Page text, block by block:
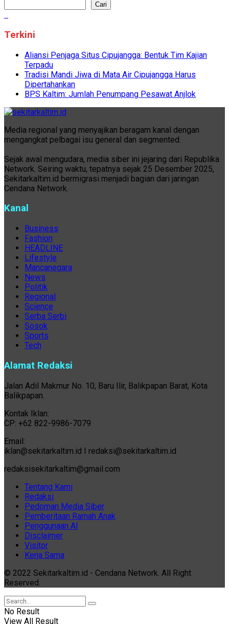
Cari
Terkini
Aliansi Penjaga Situs Cipujangga: Bentuk Tim Kajian
Terpadu
Tradisi Mandi Jiwa di Mata Air Cipujangga Harus
Dipertahankan
BPS Kaltim: Jumlah Penumpang Pesawat Anjlok
Media regional yang menyajikan beragam kanal dengan
mengangkat pelbagai isu general dan segmented.
Sejak awal mengudara, media siber ini jejaring dari Republika
Network. Seiring waktu, tepatnya sejak 25 Desember 2025,
Sekitarkaltim.id bermigrasi menjadi bagian dari jaringan
Cendana Network.
Kanal
Business
Fashion
HEADLINE
Lifestyle
Mancanegara
News
Politik
Regional
Science
Serba Serbi
Sosok
Sports
Tech
Alamat Redaksi
Jalan Adil Makmur No. 10, Baru Ilir, Balikpapan Barat, Kota
Balikpapan.
Kontak Iklan:
CP: +62 822-9986-7079
Email:
iklan@sekitarkaltim.id I redaksi@sekitarkaltim.id
redaksisekitarkaltim@gmail.com
Tentang Kami
Redaksi
Pedoman Media Siber
Pemberitaan Ramah Anak
Penggunaan AI
Disclaimer
Visitor
Kerja Sama
© 2022 Sekitarkaltim.id - Cendana Network. All Right
Reserved.
No Result
View All Result